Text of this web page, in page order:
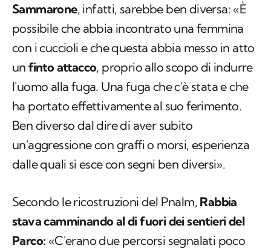
Sammarone, infatti, sarebbe ben diversa: «È
possibile che abbia incontrato una femmina
con i cuccioli e che questa abbia messo in atto
unfinto attacco, proprio allo scopo di indurre
l'uomo alla fuga. Una fuga che c'è stata e che
ha portato effettivamente al suo ferimento.
Ben diverso dal dire di aver subito
un'aggressione con graffi o morsi, esperienza
dalle quali si esce con segni ben diversi».
Secondo le ricostruzioni del Pnalm, Rabbia
stava camminando al di fuori dei sentieri del
Parco: «C'erano due percorsi segnalati poco